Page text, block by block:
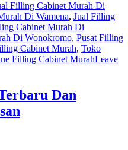
Filling Cabinet Murah Di
Di Wamena, Jual Filling
Cabinet Murah Di
Di Wonokromo, Pusat Filling
Cabinet Murah, Toko
Filling Cabinet MurahLeave
Dan